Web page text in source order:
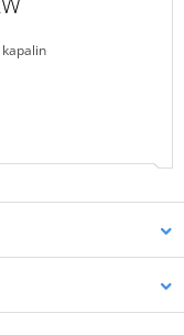
kapalin
ZX-10R pomohla
7 titulů mistra světa